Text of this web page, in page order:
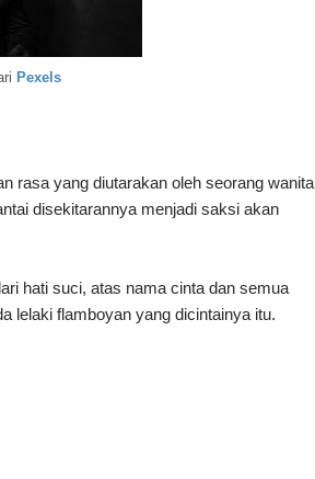
Pexels
rasa yang diutarakan oleh seorang wanita
disekitarannya menjadi saksi akan
hati suci, atas nama cinta dan semua
lelaki flamboyan yang dicintainya itu.